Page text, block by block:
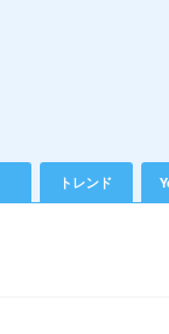
トレンド